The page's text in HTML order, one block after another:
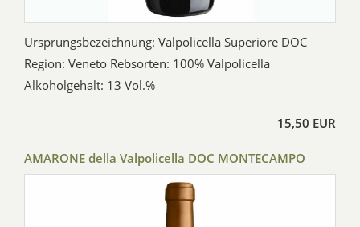
Ursprungsbezeichnung: Valpolicella Superiore DOC
Region: Veneto Rebsorten: 100% Valpolicella
Alkoholgehalt: 13 Vol.%
15,50 EUR
AMARONE della Valpolicella DOC MONTECAMPO